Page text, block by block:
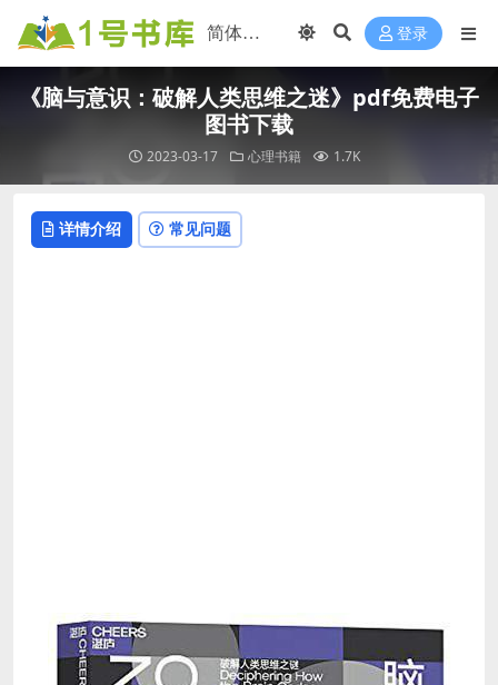
登录
《脑与意识：破解人类思维之迷》pdf免费电子
图书下载
2023-03-17 心理书籍 1.7K
详情介绍 常见问题